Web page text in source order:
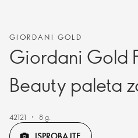
GIORDANI GOLD
Giordani Gold
Beauty paleta
42121 8 g.